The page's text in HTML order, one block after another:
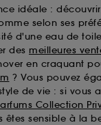
idéale :
selon ses
d'une eau de
des meilleures
en craquant
? Vous pouvez
de vie : si vous
Collection
êtes sensible à la